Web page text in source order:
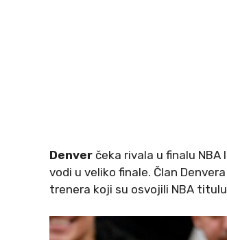
Denver čeka rivala u finalu NBA
vodi u veliko finale. Član
trenera koji su osvojili NBA